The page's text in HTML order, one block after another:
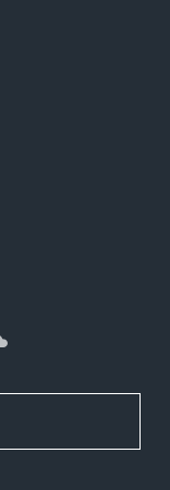
SoundCloud